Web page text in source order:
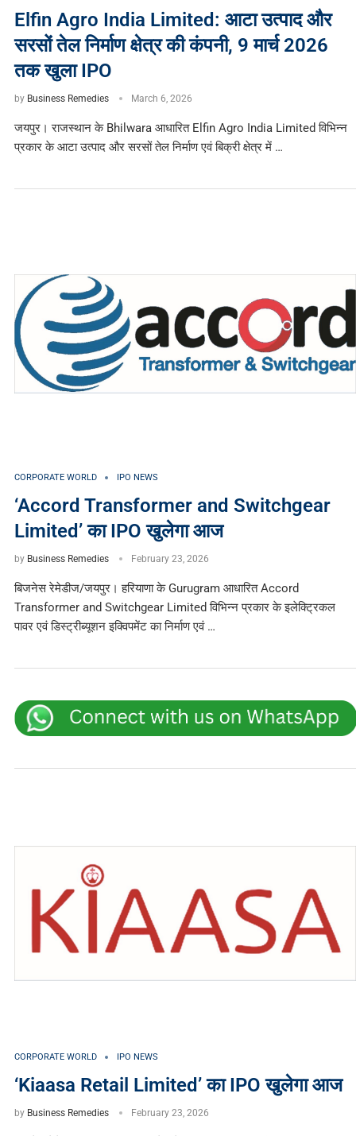
Elfin Agro India Limited: आटा उत्पाद और
सरसों तेल निर्माण क्षेत्र की कंपनी, 9 मार्च 2026
तक खुला IPO
by Business Remedies March 6, 2026
जयपुर। राजस्थान के Bhilwara आधारित Elfin Agro India Limited विभिन्न
प्रकार के आटा उत्पाद और सरसों तेल निर्माण एवं बिक्री क्षेत्र में …
CORPORATE WORLD IPO NEWS
‘Accord Transformer and Switchgear
Limited’ का IPO खुलेगा आज
by Business Remedies February 23, 2026
बिजनेस रेमेडीज/जयपुर। हरियाणा के Gurugram आधारित Accord
Transformer and Switchgear Limited विभिन्न प्रकार के इलेक्ट्रिकल
पावर एवं डिस्ट्रीब्यूशन इक्विपमेंट का निर्माण एवं …
CORPORATE WORLD IPO NEWS
‘Kiaasa Retail Limited’ का IPO खुलेगा आज
by Business Remedies February 23, 2026